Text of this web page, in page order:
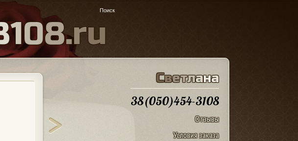
108.ru
Светлана
38(050)454-3108
Отзывы
Условия заказа